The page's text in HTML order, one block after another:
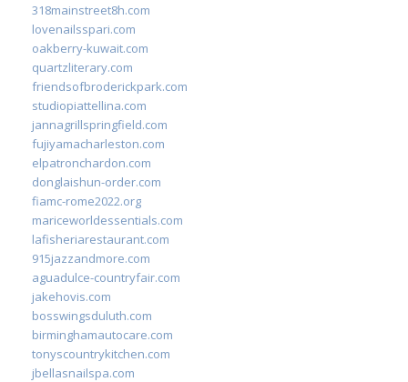
318mainstreet8h.com
lovenailsspari.com
oakberry-kuwait.com
quartzliterary.com
friendsofbroderickpark.com
studiopiattellina.com
jannagrillspringfield.com
fujiyamacharleston.com
elpatronchardon.com
donglaishun-order.com
fiamc-rome2022.org
mariceworldessentials.com
lafisheriarestaurant.com
915jazzandmore.com
aguadulce-countryfair.com
jakehovis.com
bosswingsduluth.com
birminghamautocare.com
tonyscountrykitchen.com
jbellasnailspa.com